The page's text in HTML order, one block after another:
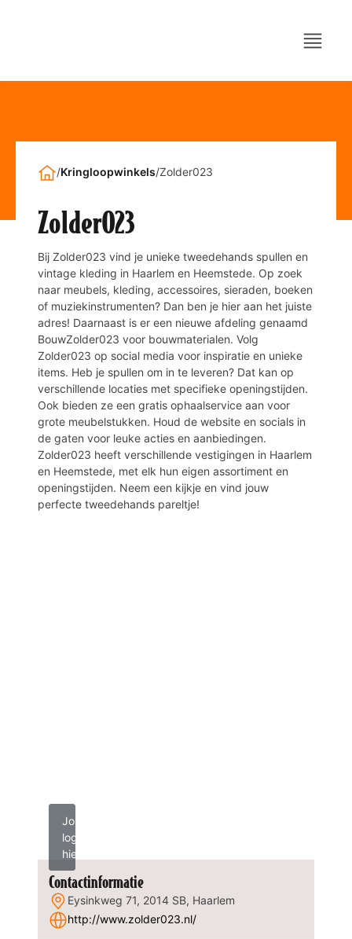
/Kringloopwinkels/Zolder023
Zolder023
Bij Zolder023 vind je unieke tweedehands spullen en
vintage kleding in Haarlem en Heemstede. Op zoek
naar meubels, kleding, accessoires, sieraden, boeken
of muziekinstrumenten? Dan ben je hier aan het juiste
adres! Daarnaast is er een nieuwe afdeling genaamd
BouwZolder023 voor bouwmaterialen. Volg
Zolder023 op social media voor inspiratie en unieke
items. Heb je spullen om in te leveren? Dat kan op
verschillende locaties met specifieke openingstijden.
Ook bieden ze een gratis ophaalservice aan voor
grote meubelstukken. Houd de website en socials in
de gaten voor leuke acties en aanbiedingen.
Zolder023 heeft verschillende vestigingen in Haarlem
en Heemstede, met elk hun eigen assortiment en
openingstijden. Neem een kijkje en vind jouw
perfecte tweedehands pareltje!
Jouw
logo
hier?
Contactinformatie
Eysinkweg 71, 2014 SB, Haarlem
http://www.zolder023.nl/